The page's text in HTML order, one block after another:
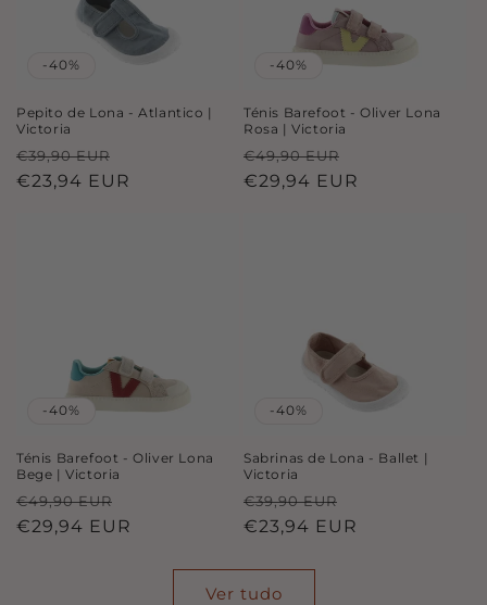
-40%
Pepito de Lona - Atlantico |
Victoria
Preço
normal
€39,90 EUR
de
€23,94 EUR
-40%
Ténis Barefoot - Oliver Lona
Rosa | Victoria
Preço
normal
€49,90 EUR
de
€29,94 EUR
-40%
Ténis Barefoot - Oliver Lona
Bege | Victoria
Preço
normal
€49,90 EUR
de
€29,94 EUR
-40%
Sabrinas de Lona - Ballet |
Victoria
Preço
normal
€39,90 EUR
de
€23,94 EUR
Ver tudo